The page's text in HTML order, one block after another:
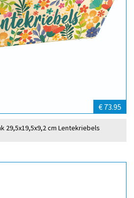
€ 73.95
29,5x19,5x9,2 cm Lentekriebels